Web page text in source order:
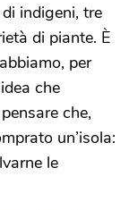
indigeni, tre
di piante. È
per
che
che,
un’isola:
le